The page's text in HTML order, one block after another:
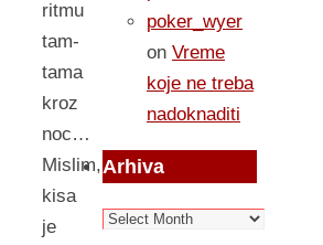
ritmu
tam-
tama
kroz
noc…
Mislim,
kisa
je
poker_wyer
on Vreme
koje ne treba
nadoknaditi
Arhiva
Arhiva